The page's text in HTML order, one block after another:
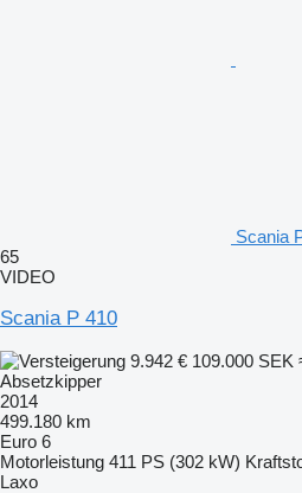
Scania
65
VIDEO
Scania P 410
9.942 € 109.000 SEK
Absetzkipper
2014
499.180 km
Euro 6
Motorleistung 411 PS (302 kW)
Laxo